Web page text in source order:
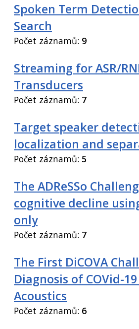
Spoken Term
Search
Počet záznamů: 9
Streaming for ASR/
Transducers
Počet záznamů: 7
Target speaker
localization and
Počet záznamů: 5
The ADReSSo
cognitive decline
only
Počet záznamů: 7
The First DiCOVA
Diagnosis of COVid-
Acoustics
Počet záznamů: 6